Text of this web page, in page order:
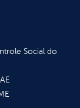
Social do